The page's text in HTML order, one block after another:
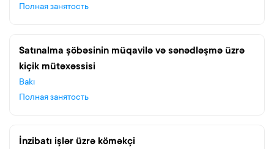
Полная занятость
Satınalma şöbəsinin müqavilə və sənədləşmə üzrə
kiçik mütəxəssisi
Bakı
Полная занятость
İnzibatı işlər üzrə köməkçi